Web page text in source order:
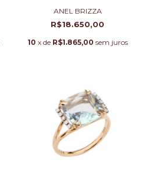
ANEL BRIZZA
R$18.650,00
10 x de R$1.865,00 sem juros